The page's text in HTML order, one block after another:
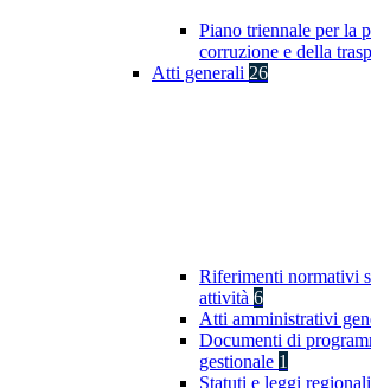
Piano triennale per la
corruzione e della
Atti generali 26
Riferimenti normativi
attività 6
Atti amministrativi
Documenti di
gestionale 1
Statuti e leggi regionali